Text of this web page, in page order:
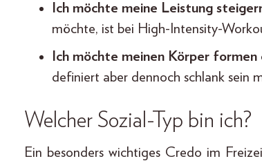
Ich möchte meine Leistung
möchte, ist bei High-Intensity-
Ich möchte meinen Körper
definiert aber dennoch schlank sein
Welcher Sozial-Typ bin ich?
Ein besonders wichtiges Credo im